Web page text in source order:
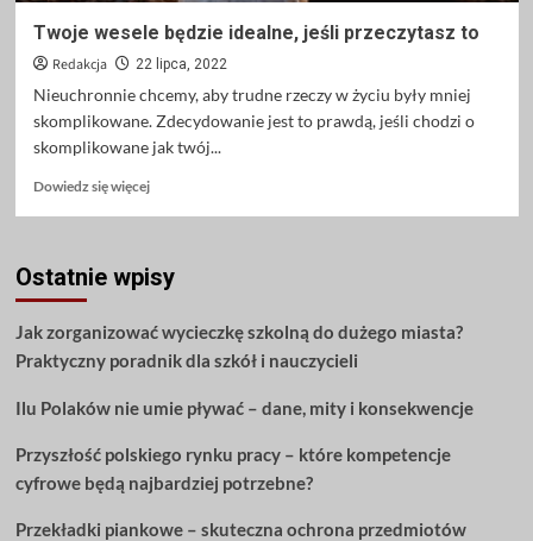
Twoje wesele będzie idealne, jeśli przeczytasz to
Redakcja 22 lipca, 2022
Nieuchronnie chcemy, aby trudne rzeczy w życiu były mniej
skomplikowane. Zdecydowanie jest to prawdą, jeśli chodzi o
skomplikowane jak twój...
Dowiedz się więcejDowiedz
Twoje
wesele
idealne,
jeśli
to
Ostatnie wpisy
Jak zorganizować wycieczkę szkolną do dużego miasta?
Praktyczny poradnik dla szkół i nauczycieli
Ilu Polaków nie umie pływać – dane, mity i konsekwencje
Przyszłość polskiego rynku pracy – które kompetencje
cyfrowe będą najbardziej potrzebne?
Przekładki piankowe – skuteczna ochrona przedmiotów